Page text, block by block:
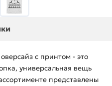
с принтом - это
универсальная вещь
представлены